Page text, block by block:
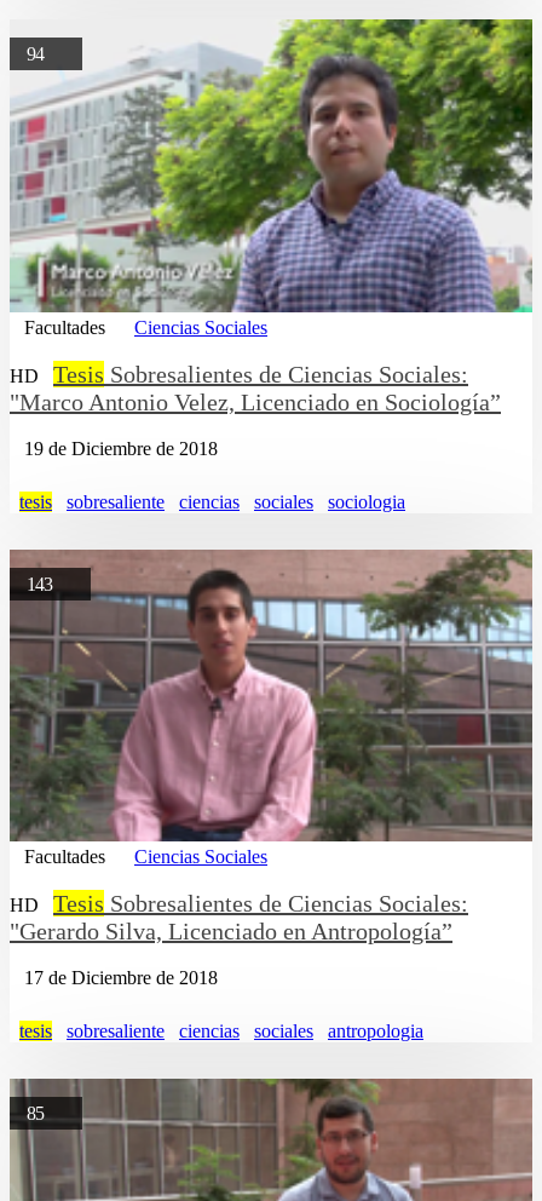
94
Facultades Ciencias Sociales
HD Tesis Sobresalientes de Ciencias Sociales:
"Marco Antonio Velez, Licenciado en Sociología”
19 de Diciembre de 2018
tesis sobresaliente ciencias sociales sociologia
143
Facultades Ciencias Sociales
HD Tesis Sobresalientes de Ciencias Sociales:
"Gerardo Silva, Licenciado en Antropología”
17 de Diciembre de 2018
tesis sobresaliente ciencias sociales antropologia
85